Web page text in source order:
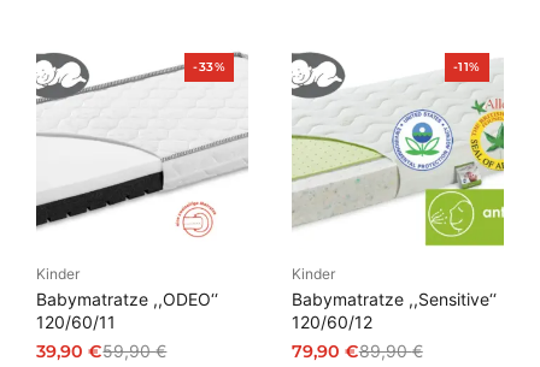
-33%Produkt
im
Kinder
Babymatratze ,,ODEO‘‘
120/60/11
59,90€
39,90€
-11%Produkt
im
Angebot
Kinder
Babymatratze ,,Sensitive‘‘
120/60/12
89,90€
79,90 €